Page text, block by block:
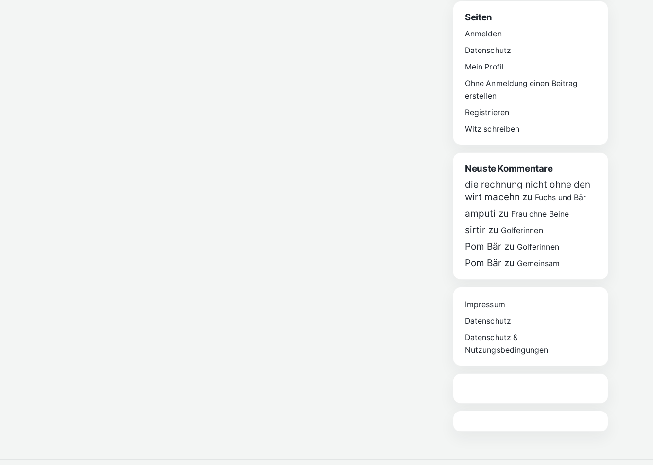
Seiten
Anmelden
Datenschutz
Mein Profil
Ohne Anmeldung einen Beitrag
erstellen
Registrieren
Witz schreiben
Neuste Kommentare
die rechnung nicht ohne den
wirt macehn zu Fuchs und Bär
amputi zu Frau ohne Beine
sirtir zu Golferinnen
Pom Bär zu Golferinnen
Pom Bär zu Gemeinsam
Impressum
Datenschutz
Datenschutz &
Nutzungsbedingungen